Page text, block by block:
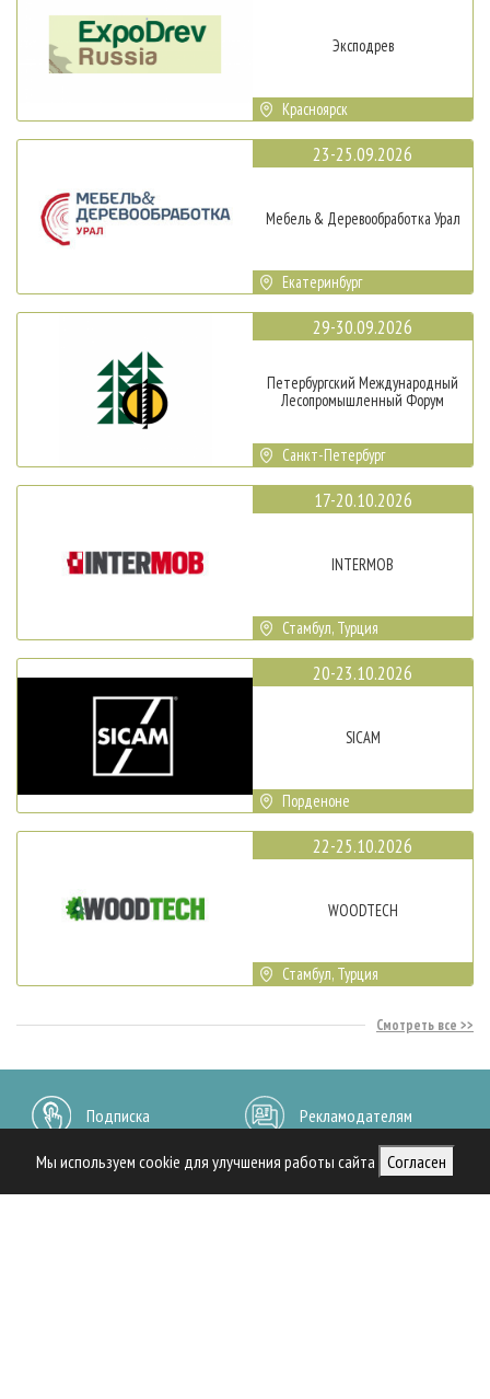
Мы используем cookie для улучшения работы сайта Согласен
Эксподрев
Красноярск
23-25.09.2026
Мебель & Деревообработка Урал
Екатеринбург
29-30.09.2026
Петербургский Международный
Лесопромышленный Форум
Санкт-Петербург
17-20.10.2026
INTERMOB
Стамбул, Турция
20-23.10.2026
SICAM
Порденоне
22-25.10.2026
WOODTECH
Стамбул, Турция
Смотреть все
Подписка Рекламодателям
Архив журналов Контакты